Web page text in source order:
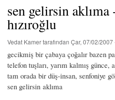
sen gelirsin aklıma
hızıroğlu
Vedat Kamertarafından Çar, 07/02/2007
gecikmiş bir çabaya çoğalır bazen
telefon tuşları, yarım kalmış günce,
tam orada bir düş-insan, senfoniye
sen gelirsin aklıma